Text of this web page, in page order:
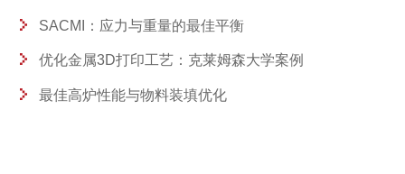
SACMI：应力与重量的最佳平衡
优化金属3D打印工艺：克莱姆森大学案例
最佳高炉性能与物料装填优化